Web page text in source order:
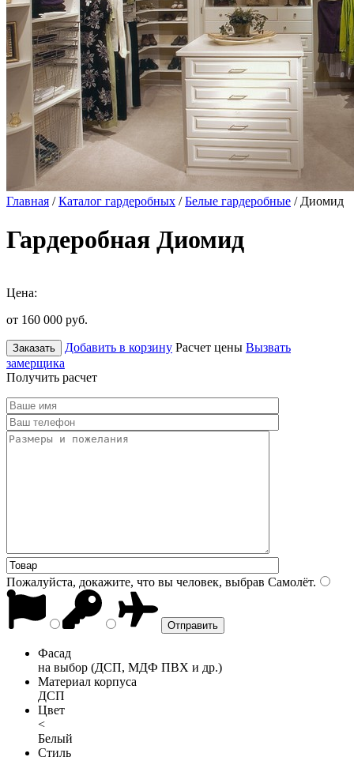
Главная /Каталог гардеробных /Белые гардеробные / Диомид
Гардеробная Диомид
Цена:
от 160 000 руб.
Заказать Добавить в корзину Расчет цены Вызвать
замерщика
Получить расчет
Пожалуйста, докажите, что вы человек, выбрав Самолёт.
Фасад
на выбор (ДСП, МДФ ПВХ и др.)
Материал корпуса
ДСП
Цвет
<
Белый
Стиль